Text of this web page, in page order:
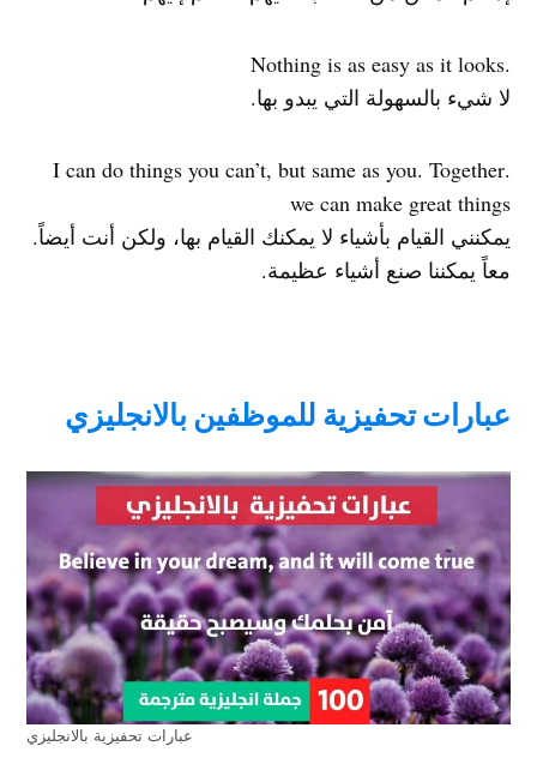
.Nothing is as easy as it looks
لا شيء بالسهولة التي يبدو بها.
.I can do things you can’t, but same as you. Together
we can make great things
يمكنني القيام بأشياء لا يمكنك القيام بها، ولكن أنت أيضاً.
معاً يمكننا صنع أشياء عظيمة.
عبارات تحفيزية للموظفين بالانجليزي
عبارات تحفيزية بالانجليزي